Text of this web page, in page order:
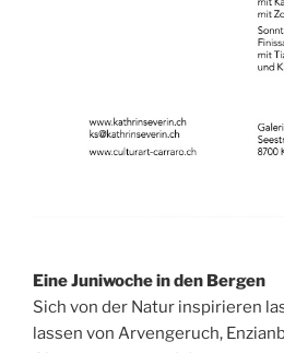
Eine Juniwoche in den Bergen
Sich von der Natur inspirieren
lassen von Arvengeruch,